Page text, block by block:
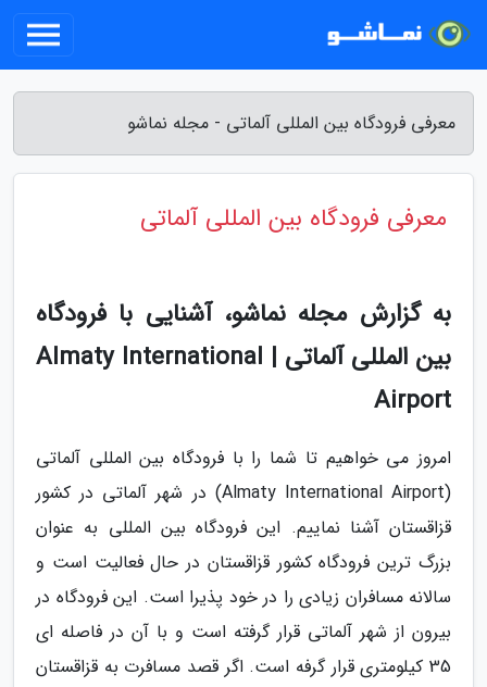
معرفی فرودگاه بین المللی آلماتی - مجله نماشو
معرفی فرودگاه بین المللی آلماتی
به گزارش مجله نماشو، آشنایی با فرودگاه
بین المللی آلماتی | Almaty International
Airport
امروز می خواهیم تا شما را با فرودگاه بین المللی آلماتی
(Almaty International Airport) در شهر آلماتی در کشور
قزاقستان آشنا نماییم. این فرودگاه بین المللی به عنوان
بزرگ ترین فرودگاه کشور قزاقستان در حال فعالیت است و
سالانه مسافران زیادی را در خود پذیرا است. این فرودگاه در
بیرون از شهر آلماتی قرار گرفته است و با آن در فاصله ای
35 کیلومتری قرار گرفه است. اگر قصد مسافرت به قزاقستان